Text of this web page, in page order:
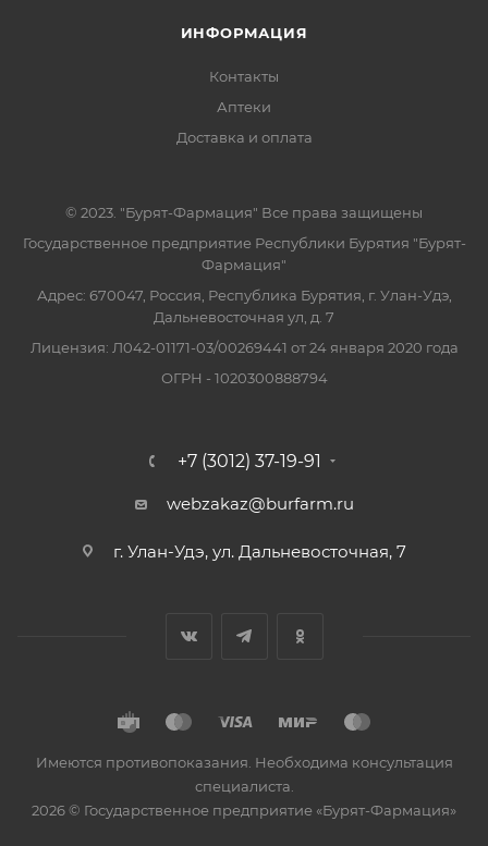
ИНФОРМАЦИЯ
Контакты
Аптеки
Доставка и оплата
© 2023. "Бурят-Фармация" Все права защищены
Государственное предприятие Республики Бурятия "Бурят-
Фармация"
Адрес: 670047, Россия, Республика Бурятия, г. Улан-Удэ,
Дальневосточная ул, д. 7
Лицензия: Л042-01171-03/00269441 от 24 января 2020 года
ОГРН - 1020300888794
+7 (3012) 37-19-91
webzakaz@burfarm.ru
г. Улан-Удэ, ул. Дальневосточная, 7
Имеются противопоказания. Необходима консультация
специалиста.
2026 © Государственное предприятие «Бурят-Фармация»